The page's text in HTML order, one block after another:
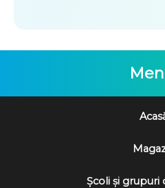
Școli și grupuri